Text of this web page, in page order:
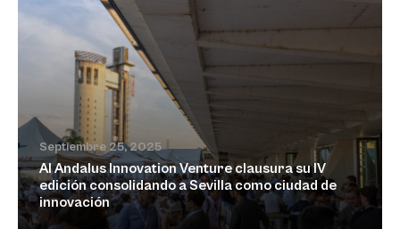
Septiembre 25, 2025
Al Andalus Innovation Venture clausura su IV
edición consolidando a Sevilla como ciudad de
innovación